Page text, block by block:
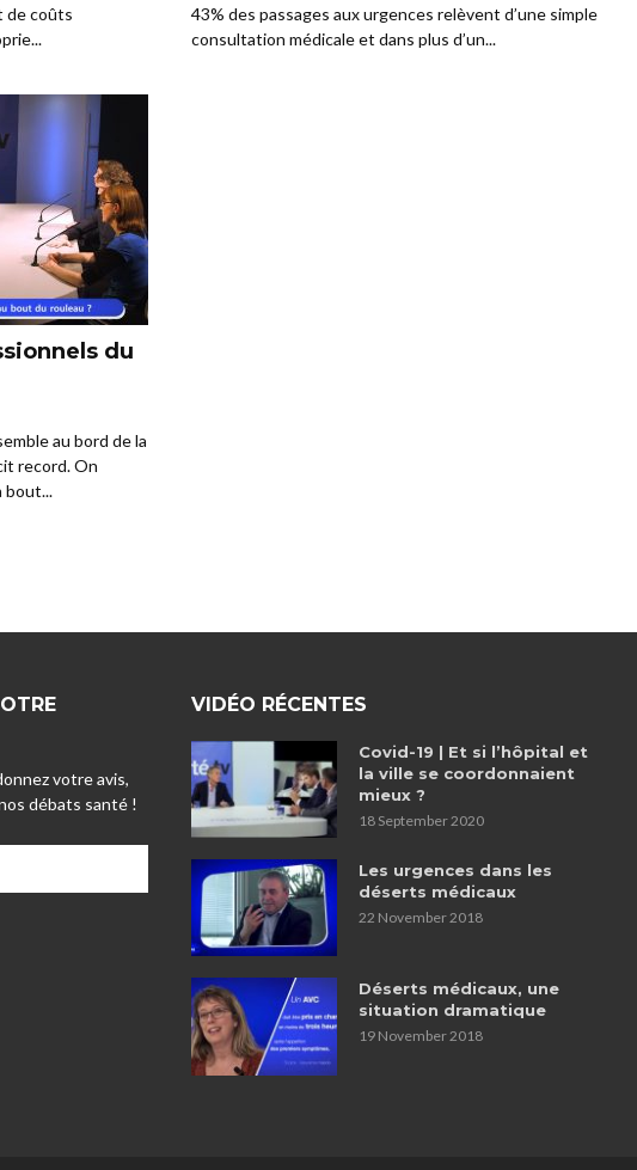
de coûts
43% des passages aux urgences relèvent d’une simple
consultation médicale et dans plus d’un...
du
au bord de la
record. On
bout...
votre avis,
débats santé !
VIDÉO RÉCENTES
Covid-19 | Et si l’hôpital et
la ville se coordonnaient
mieux ?
18 September 2020
Les urgences dans les
déserts médicaux
22 November 2018
Déserts médicaux, une
situation dramatique
19 November 2018